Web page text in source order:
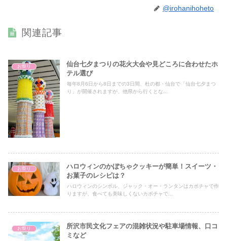
@irohanihoheto
関連記事
お祭り
仙台七夕まつりの花火大会や見どころに合わせたホ
テル選び
毎年8月6日から8日までの3日間、杜の都・仙台で「仙台七夕まつ
り」が開催されますが、他県から行くとな...
お祭り
ハロウィンのかぼちゃクッキーが簡単！スイーツ・
お菓子のレシピは？
ハロウィンのシンボル、ジャック・オー・ランタンはカボチャで作
りますが、食べても美味しくないカボチャで...
お祭り
所沢市民文化フェアの混雑状況や駐車場情報、口コ
ミなど